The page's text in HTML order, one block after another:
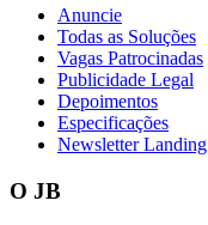
Anuncie
Todas as Soluções
Vagas Patrocinadas
Publicidade Legal
Depoimentos
Especificações
Newsletter Landing
O JB